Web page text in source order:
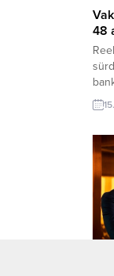
48
ile
brüt
net